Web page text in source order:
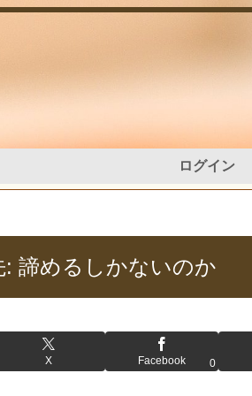
ログイン
: 諦めるしかないのか
X Facebook 0